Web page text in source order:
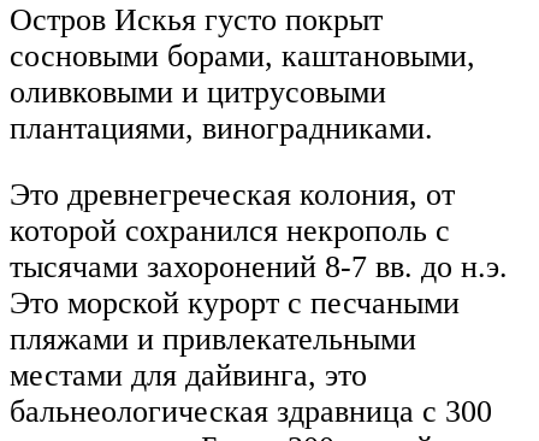
Остров Искья густо покрыт
сосновыми борами, каштановыми,
оливковыми и цитрусовыми
плантациями, виноградниками.
Это древнегреческая колония, от
которой сохранился некрополь с
тысячами захоронений 8-7 вв. до н.э.
Это морской курорт с песчаными
пляжами и привлекательными
местами для дайвинга, это
бальнеологическая здравница с 300